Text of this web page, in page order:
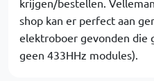
krijgen/bestellen.
shop kan er perfect aan
elektroboer gevonden die
geen 433HHz modules).